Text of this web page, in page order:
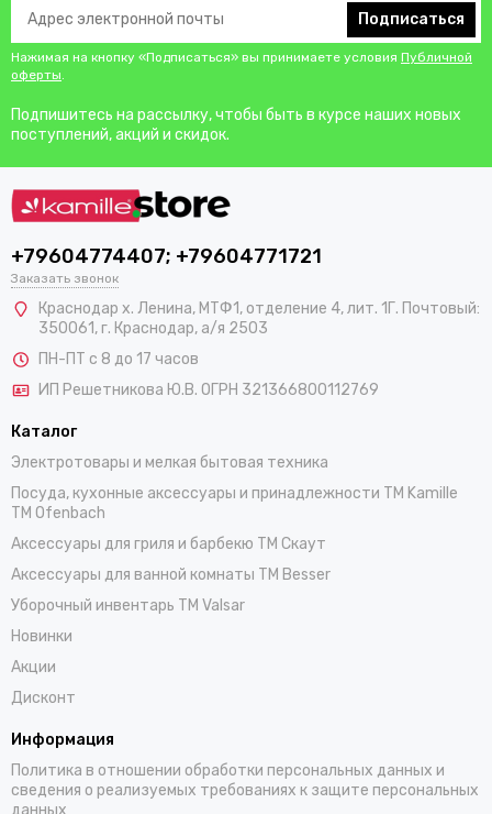
Подписаться
Нажимая на кнопку «Подписаться» вы принимаете условия Публичной
оферты.
Подпишитесь на рассылку, чтобы быть в курсе наших новых
поступлений, акций и скидок.
+79604774407; +79604771721
Заказать звонок
Краснодар х. Ленина, МТФ1, отделение 4, лит. 1Г. Почтовый:
350061, г. Краснодар, а/я 2503
ПН-ПТ с 8 до 17 часов
ИП Решетникова Ю.В. ОГРН 321366800112769
Каталог
Электротовары и мелкая бытовая техника
Посуда, кухонные аксессуары и принадлежности TM Kamille
TM Ofenbach
Аксессуары для гриля и барбекю TM Скаут
Аксессуары для ванной комнаты TM Besser
Уборочный инвентарь TM Valsar
Новинки
Акции
Дисконт
Информация
Политика в отношении обработки персональных данных и
сведения о реализуемых требованиях к защите персональных